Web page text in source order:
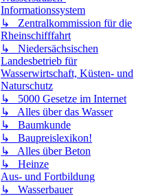
Informationssystem
↳ Zentralkommission für die
Rheinschifffahrt
↳ Niedersächsischen
Landesbetrieb für
Wasserwirtschaft, Küsten- und
Naturschutz
↳ 5000 Gesetze im Internet
↳ Alles über das Wasser
↳ Baumkunde
↳ Baupreislexikon!
↳ Alles über Beton
↳ Heinze
Aus- und Fortbildung
↳ Wasserbauer